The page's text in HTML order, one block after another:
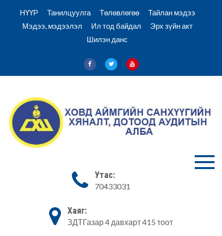
НҮҮР Танилцуулга Төлөвлөгөө
Тайлан мэдээ
Мэдээ, мэдээлэл
Ил тод байдал
Эрх зүйн акт
Шилэн данс
Ховд аймгийн
Санхүүгийн
хяналт,
Ховд Санхүү хяналт аудитын
алба
Утас:
70433031
Хаяг:
ЗДТГазар 4 давхарт 415 тоот